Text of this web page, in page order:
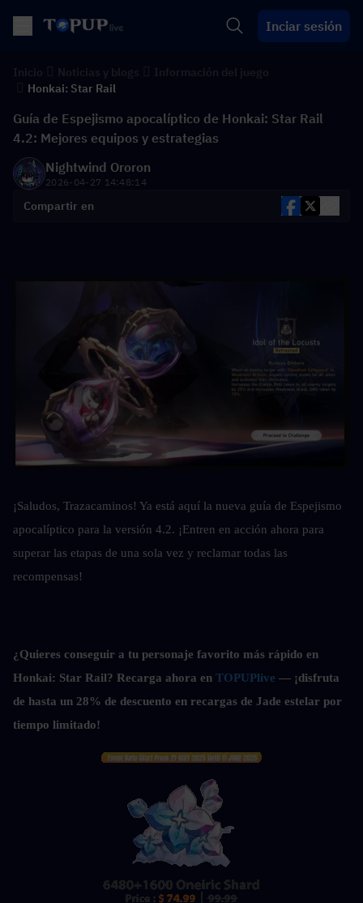
Inciar sesión
Honkai: Star Rail
Guía de Espejismo apocalíptico de Honkai: Star Rail
4.2: Mejores equipos y estrategias
Nightwind Ororon
2026-04-27 14:48:14
Compartir en
¡Saludos, Trazacaminos! Ya está aquí la nueva guía de Espejismo
apocalíptico para la versión 4.2. ¡Entren en acción ahora para
superar las etapas de una sola vez y reclamar todas las
recompensas!
¿Quieres conseguir a tu personaje favorito más rápido en
Honkai: Star Rail? Recarga ahora en TOPUPlive — ¡disfruta
de hasta un 28% de descuento en recargas de Jade estelar por
tiempo limitado!